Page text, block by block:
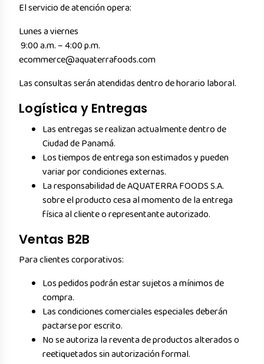
El servicio de atención opera:
Lunes a viernes
9:00 a.m. – 4:00 p.m.
ecommerce@aquaterrafoods.com
Las consultas serán atendidas dentro de horario laboral.
Logística y Entregas
Las entregas se realizan actualmente dentro de
Ciudad de Panamá.
Los tiempos de entrega son estimados y pueden
variar por condiciones externas.
La responsabilidad de AQUATERRA FOODS S.A.
sobre el producto cesa al momento de la entrega
física al cliente o representante autorizado.
Ventas B2B
Para clientes corporativos:
Los pedidos podrán estar sujetos a mínimos de
compra.
Las condiciones comerciales especiales deberán
pactarse por escrito.
No se autoriza la reventa de productos alterados o
reetiquetados sin autorización formal.